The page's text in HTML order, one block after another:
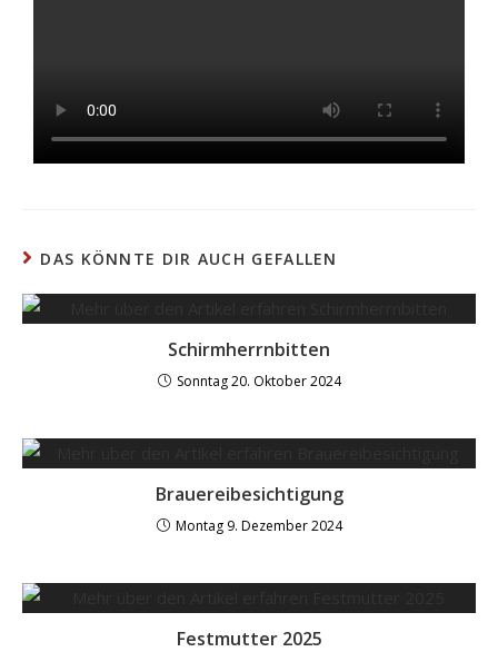
DAS KÖNNTE DIR AUCH GEFALLEN
Schirmherrnbitten
Sonntag 20. Oktober 2024
Brauereibesichtigung
Montag 9. Dezember 2024
Festmutter 2025